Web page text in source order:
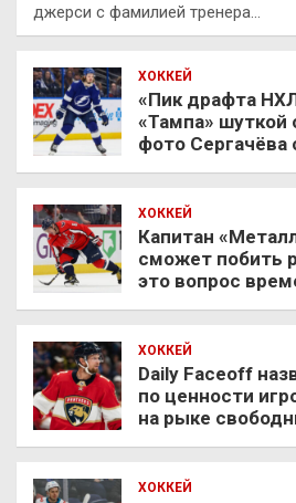
джерси с фамилией тренера…
ХОККЕЙ
«Пик драфта
«Тампа» шуткой
фото Сергачёва
ХОККЕЙ
Капитан
сможет побить
это вопрос
ХОККЕЙ
Daily Faceoff
по ценности
на рыке
ХОККЕЙ